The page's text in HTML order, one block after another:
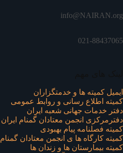
info@NAIRAN.org
021-88437065
ایمیل کمیته ها و خدمتگزاران
کميته اطلاع رسانی و روابط عمومی
دفتر خدمات جهانی شعبه ايران
دفترمرکزی انجمن معتادان گمنام ایران
کمیته فصلنامه پیام بهبودی
کمیته کارگاه ها ی انجمن معتادان گمنام
کمیته بیمارستان ها و زندان ها